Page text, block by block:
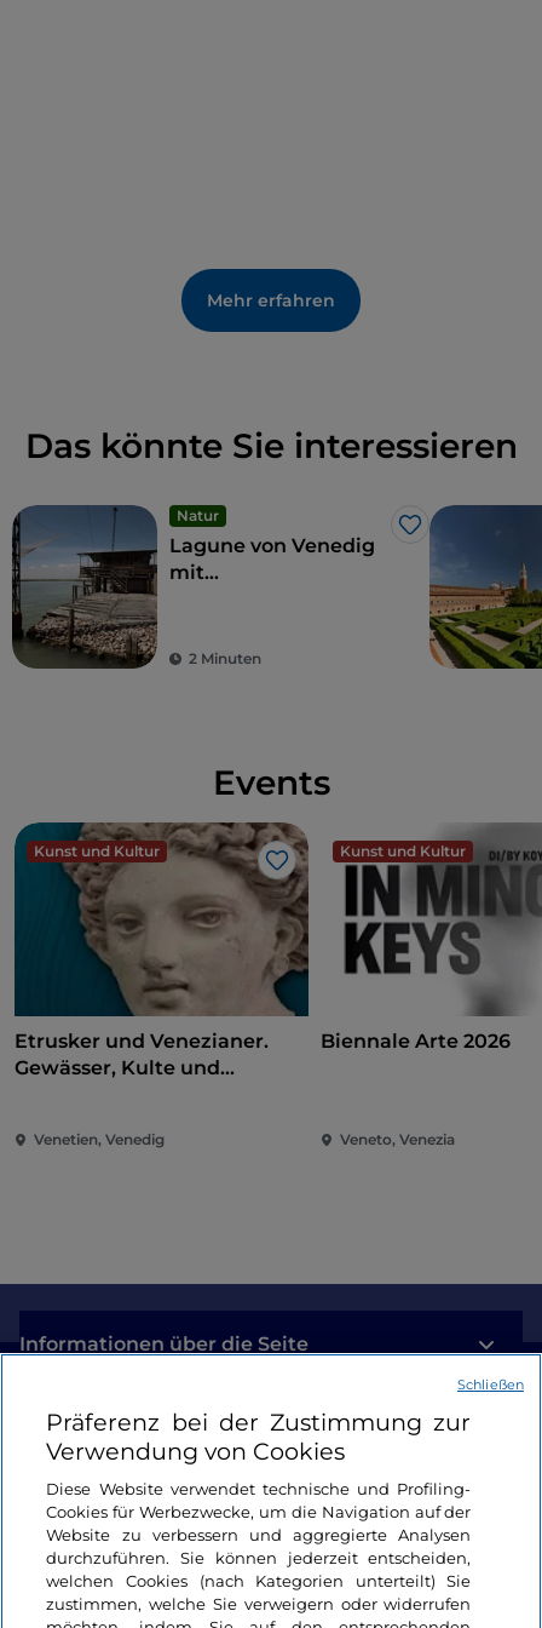
Mehr erfahren
Das könnte Sie interessieren
Natur
Like
Lagune von Venedig
mit
2 Minuten
Events
Kunst und Kultur
Like
Etrusker und Venezianer.
Gewässer, Kulte und
Venetien, Venedig
Kunst und Kultur
Biennale Arte 2026
Veneto, Venezia
Informationen über die Seite
Nützliche Links
Login
Bleiben wir in Kontakt
Präferenz bei der Zustimmung zur
Verwendung von Cookies
Diese Website verwendet technische und Profiling-
Cookies für Werbezwecke, um die Navigation auf der
Website zu verbessern und aggregierte Analysen
durchzuführen. Sie können jederzeit entscheiden,
welchen Cookies (nach Kategorien unterteilt) Sie
zustimmen, welche Sie verweigern oder widerrufen
Schließen